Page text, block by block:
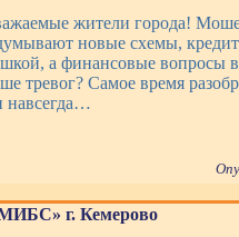
жители города!
новые схемы,
а финансовые вопросы
тревог? Самое время
навсегда…
г. Кемерово